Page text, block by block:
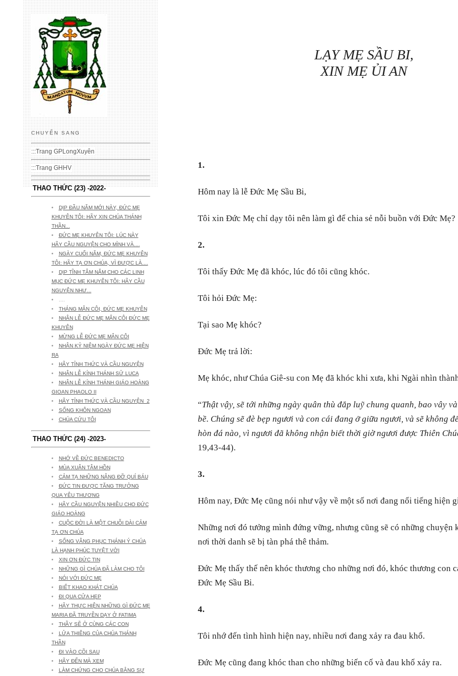
CHUYỂN SANG
:::Trang GPLongXuyên
:::Trang GHHV
THAO THỨC (23) -2022-
DỊP ĐẦU NĂM MỚI NÀY, ĐỨC MẸ
KHUYÊN TÔI: HÃY XIN CHÚA THÁNH
THẦN...
ĐỨC MẸ KHUYÊN TÔI: LÚC NÀY
HÃY CẦU NGUYỆN CHO MÌNH VÀ....
NGÀY CUỐI NĂM, ĐỨC MẸ KHUYÊN
TÔI: HÃY TẠ ƠN CHÚA, VÌ ĐƯỢC LÀ....
DỊP TĨNH TÂM NĂM CHO CÁC LINH
MỤC ĐỨC MẸ KHUYÊN TÔI: HÃY CẦU
NGUYỆN NHƯ...
THÁNG MÂN CÔI, ĐỨC MẸ KHUYÊN
NHÂN LỄ ĐỨC MẸ MÂN CÔI ĐỨC MẸ
KHUYÊN
MỪNG LỄ ĐỨC MẸ MÂN CÔI
NHÂN KỶ NIỆM NGÀY ĐỨC MẸ HIỆN
RA
HÃY TỈNH THỨC VÀ CẦU NGUYỆN
NHÂN LỄ KÍNH THÁNH SỬ LUCA
NHÂN LỄ KÍNH THÁNH GIÁO HOÀNG
GIOAN PHAOLO II
HÃY TỈNH THỨC VÀ CẦU NGUYỆN_2
SỐNG KHÔN NGOAN
CHÚA CỨU TÔI
THAO THỨC (24) -2023-
NHỚ VỀ ĐỨC BENEDICTO
MÙA XUÂN TÂM HỒN
CẢM TẠ NHỮNG NÂNG ĐỠ QUÍ BÁU
ĐỨC TIN ĐƯỢC TĂNG TRƯỞNG
QUA YÊU THƯƠNG
HÃY CẦU NGUYỆN NHIỀU CHO ĐỨC
GIÁO HOÀNG
CUỘC ĐỜI LÀ MỘT CHUỖI DÀI CẢM
TẠ ƠN CHÚA
SỐNG VÂNG PHỤC THÁNH Ý CHÚA
LÀ HẠNH PHÚC TUYỆT VỜI
XIN ƠN ĐỨC TIN
NHỮNG GÌ CHÚA ĐÃ LÀM CHO TÔI
NÓI VỚI ĐỨC MẸ
BIẾT KHAO KHÁT CHÚA
ĐI QUA CỬA HẸP
HÃY THỰC HIỆN NHỮNG GÌ ĐỨC MẸ
MARIA ĐÃ TRUYỀN DẠY Ở FATIMA
THẦY SẼ Ở CÙNG CÁC CON
LỬA THIÊNG CỦA CHÚA THÁNH
THẦN
ĐI VÀO CÕI SAU
HÃY ĐẾN MÀ XEM
LÀM CHỨNG CHO CHÚA BẰNG SỰ
LẠY MẸ SẦU BI,
XIN MẸ ỦI AN
1.
Hôm nay là lễ Đức Mẹ Sầu Bi,
Tôi xin Đức Mẹ chỉ dạy tôi nên làm gì để chia sẻ nỗi buồn với Đức Mẹ?
2.
Tôi thấy Đức Mẹ đã khóc, lúc đó tôi cũng khóc.
Tôi hỏi Đức Mẹ:
Tại sao Mẹ khóc?
Đức Mẹ trả lời:
Mẹ khóc, như Chúa Giê-su con Mẹ đã khóc khi xưa, khi Ngài nhìn
“Thật vậy, sẽ tới những ngày quân thù đắp luỹ chung quanh, bao vây
bề. Chúng sẽ đè bẹp ngươi và con cái đang ở giữa ngươi, và sẽ không
hòn đá nào, vì ngươi đã không nhận biết thời giờ ngươi được Thiên
19,43-44).
3.
Hôm nay, Đức Mẹ cũng nói như vậy về một số nơi đang nổi tiếng hiện
Những nơi đó tưởng mình đứng vững, nhưng cũng sẽ có những chuyện
nơi thời danh sẽ bị tàn phá thê thảm.
Đức Mẹ thấy thế nên khóc thương cho những nơi đó, khóc thương con
Đức Mẹ Sầu Bi.
4.
Tôi nhớ đến tình hình hiện nay, nhiều nơi đang xảy ra đau khổ.
Đức Mẹ cũng đang khóc than cho những biến cố và đau khổ xảy ra.